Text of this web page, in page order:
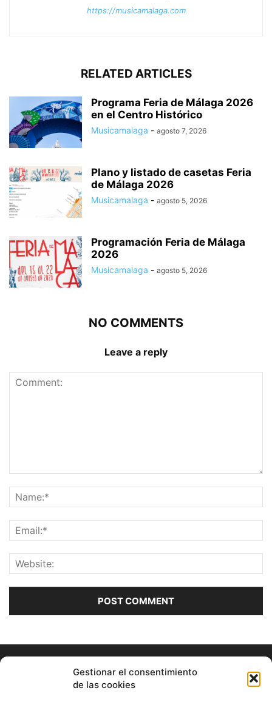
Gestionar el consentimiento
de las cookies
https://musicamalaga.com
RELATED ARTICLES
Programa Feria de Málaga 2026
en el Centro Histórico
Musicamalaga - agosto 7, 2026
Plano y listado de casetas Feria
de Málaga 2026
Musicamalaga - agosto 5, 2026
Programación Feria de Málaga
2026
Musicamalaga - agosto 5, 2026
NO COMMENTS
Leave a reply